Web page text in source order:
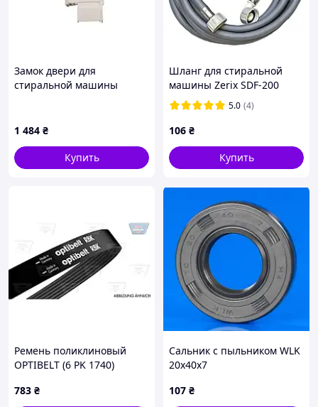
Замок двери для
стиральной машины
1 484 ₴
Купить
Шланг для стиральной
машины Zerix SDF-200
(заливной, 200 см) (ZX4900)
5.0 (4)
106 ₴
Купить
Ремень поликлиновый
OPTIBELT (6 PK 1740)
783 ₴
Сальник с пыльником WLK
20х40х7
107 ₴